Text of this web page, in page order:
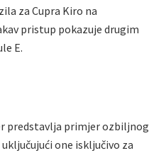
za Cupra Kiro na
pristup pokazuje drugim
E.
predstavlja primjer ozbiljnog
one isključivo za